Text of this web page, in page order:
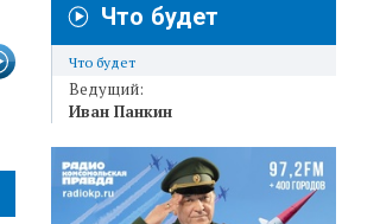
Что будет
Что будет
Ведущий:
Иван Панкин